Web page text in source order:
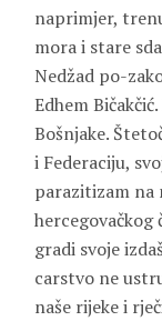
naprimjer,
mora i stare
Nedžad po-
Edhem
Bošnjake.
i Federaciju,
parazitizam na
hercegovačkog
gradi svoje
carstvo ne
naše rijeke i